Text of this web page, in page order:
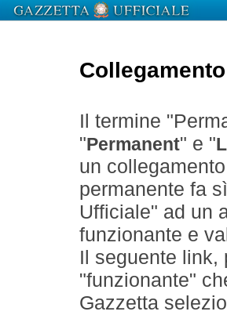
Il termine
" Permanent" e "
un
permanente fa
Ufficiale" ad un
funzionante e
Il seguente link,
"funzionante"
Gazzetta